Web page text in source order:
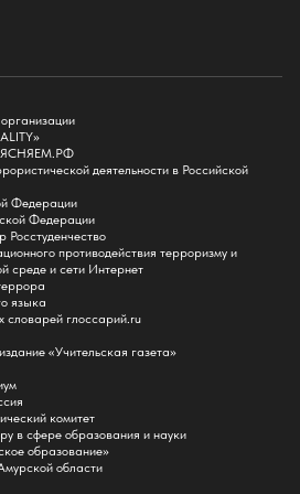
и спорта
для иностранных граждан
деятельности в Российской
Федерации
Федерации
Росстуденчество
противодействия терроризму и
среде и сети Интернет
языка
словарей глоссарий.ru
«Учительская газета»
комитет
в сфере образования и науки
образование»
области